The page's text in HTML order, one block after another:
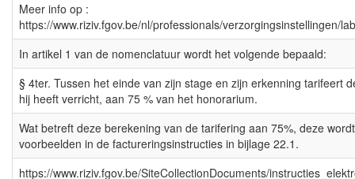
Meer info op :
https://www.riziv.fgov.be/nl/professionals/verzorgingsinstellingen/
In artikel 1 van de nomenclatuur wordt het volgende bepaald:
§ 4ter. Tussen het einde van zijn stage en zijn erkenning tarifeert
hij heeft verricht, aan 75 % van het honorarium.
Wat betreft deze berekening van de tarifering aan 75%, deze
voorbeelden in de factureringsinstructies in bijlage 22.1.
https://www.riziv.fgov.be/SiteCollectionDocuments/